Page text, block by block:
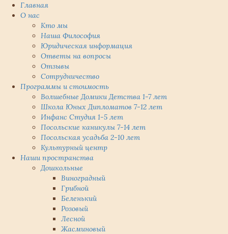
Главная
О нас
Кто мы
Наша Философия
Юридическая информация
Ответы на вопросы
Отзывы
Сотрудничество
Программы и стоимость
Волшебные Домики Детства 1-7 лет
Школа Юных Дипломатов 7-12 лет
Инфанс Студия 1-5 лет
Посольские каникулы 7-14 лет
Посольская усадьба 2-10 лет
Культурный центр
Наши пространства
Дошкольные
Виноградный
Грибной
Беленький
Розовый
Лесной
Жасминовый